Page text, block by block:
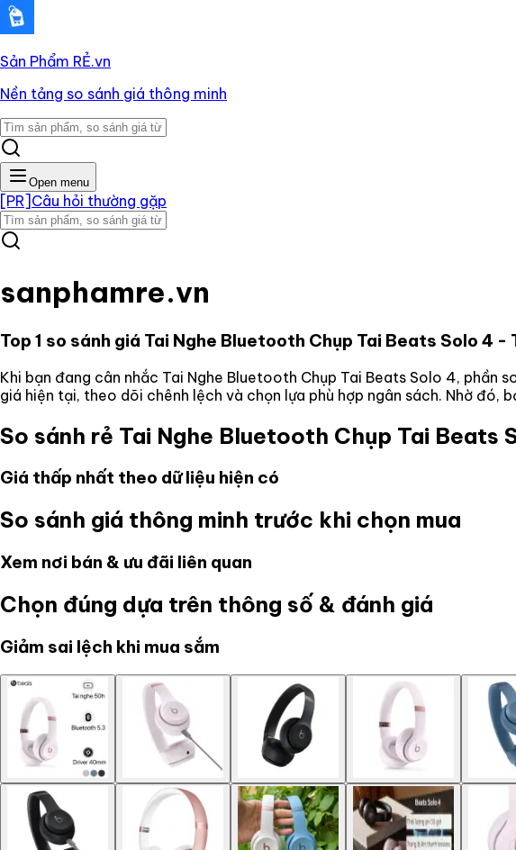
Sản Phẩm RẺ.vn
Nền tảng so sánh giá thông minh
Open menu
[PR] Câu hỏi thường gặp
sanphamre.vn
Top 1 so sánh giá Tai Nghe Bluetooth Chụp Tai Beats Solo 4 -
Khi bạn đang cân nhắc Tai Nghe Bluetooth Chụp Tai Beats Solo 4, phần
giá hiện tại, theo dõi chênh lệch và chọn lựa phù hợp ngân sách. Nhờ đó,
So sánh rẻ Tai Nghe Bluetooth Chụp Tai Beats
Giá thấp nhất theo dữ liệu hiện có
So sánh giá thông minh trước khi chọn mua
Xem nơi bán & ưu đãi liên quan
Chọn đúng dựa trên thông số & đánh giá
Giảm sai lệch khi mua sắm